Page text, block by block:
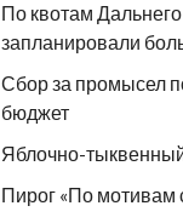
По квотам
запланировали
Сбор за промысел
бюджет
Яблочно-
Пирог «По мотивам